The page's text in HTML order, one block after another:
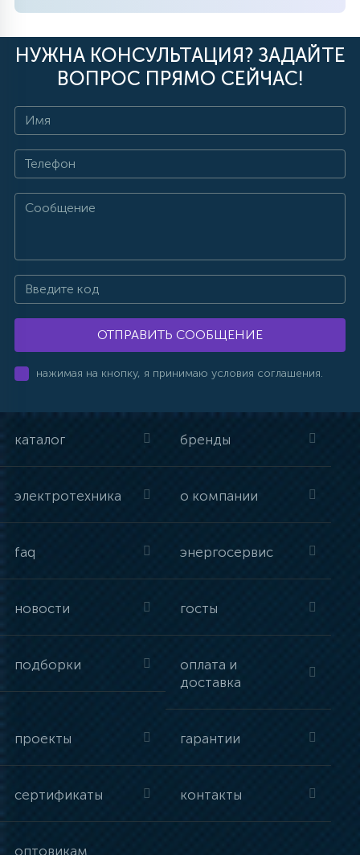
НУЖНА КОНСУЛЬТАЦИЯ? ЗАДАЙТЕ
ВОПРОС ПРЯМО СЕЙЧАС!
ОТПРАВИТЬ СООБЩЕНИЕ
нажимая на кнопку, я принимаю условия соглашения.
каталог бренды
электротехника о компании
faq энергосервис
новости госты
подборки
оплата и
доставка
проекты гарантии
сертификаты контакты
оптовикам